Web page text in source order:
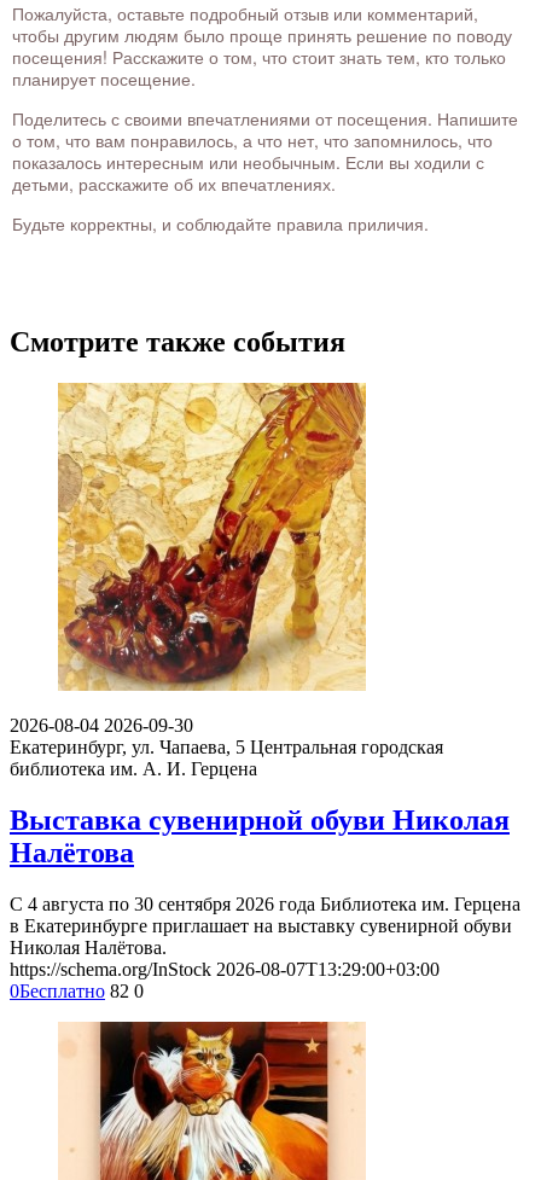
Пожалуйста, оставьте подробный отзыв или комментарий,
чтобы другим людям было проще принять решение по поводу
посещения! Расскажите о том, что стоит знать тем, кто только
планирует посещение.
Поделитесь с своими впечатлениями от посещения. Напишите
о том, что вам понравилось, а что нет, что запомнилось, что
показалось интересным или необычным. Если вы ходили с
детьми, расскажите об их впечатлениях.
Будьте корректны, и соблюдайте правила приличия.
Смотрите также события
2026-08-04 2026-09-30
Екатеринбург, ул. Чапаева, 5 Центральная городская
библиотека им. А. И. Герцена
Выставка сувенирной обуви Николая
Налётова
С 4 августа по 30 сентября 2026 года Библиотека им. Герцена
в Екатеринбурге приглашает на выставку сувенирной обуви
Николая Налётова.
https://schema.org/InStock 2026-08-07T13:29:00+03:00
0Бесплатно 82 0